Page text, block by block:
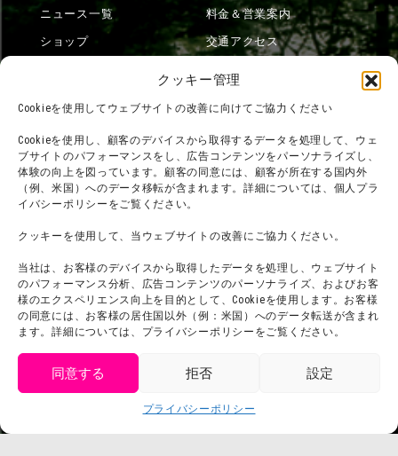
クッキー管理
Cookieを使用してウェブサイトの改善に向けてご協力ください
Cookieを使用し、顧客のデバイスから取得するデータを処理して、ウェ
ブサイトのパフォーマンスをし、広告コンテンツをパーソナライズし、
体験の向上を図っています。顧客の同意には、顧客が所在する国内外
（例、米国）へのデータ移転が含まれます。詳細については、個人プラ
イバシーポリシーをご覧ください。
クッキーを使用して、当ウェブサイトの改善にご協力ください。
当社は、お客様のデバイスから取得したデータを処理し、ウェブサイト
のパフォーマンス分析、広告コンテンツのパーソナライズ、およびお客
様のエクスペリエンス向上を目的として、Cookieを使用します。お客様
の同意には、お客様の居住国以外（例：米国）へのデータ転送が含まれ
ます。詳細については、プライバシーポリシーをご覧ください。
同意する 拒否 設定
プライバシーポリシー
ニュース一覧
ショップ
料金＆営業案内
交通アクセス
団体利用について
お問い合わせ
利用規約
プライバシーポリシー
プレスリリース
メディア掲載実績
会社概要
スタッフ募集